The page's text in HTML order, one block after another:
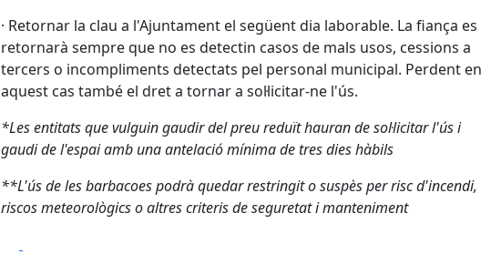
· Retornar la clau a l'Ajuntament el següent dia laborable. La fiança es
retornarà sempre que no es detectin casos de mals usos, cessions a
tercers o incompliments detectats pel personal municipal. Perdent en
aquest cas també el dret a tornar a sol·licitar-ne l'ús.
*Les entitats que vulguin gaudir del preu reduït hauran de sol·licitar l'ús i
gaudi de l'espai amb una antelació mínima de tres dies hàbils
**L'ús de les barbacoes podrà quedar restringit o suspès per risc d'incendi,
riscos meteorològics o altres criteris de seguretat i manteniment